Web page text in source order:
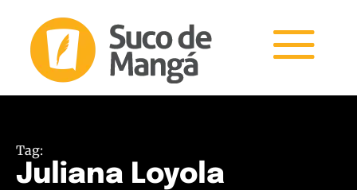
Tag:
Juliana Loyola